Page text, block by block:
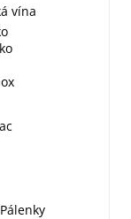
vína